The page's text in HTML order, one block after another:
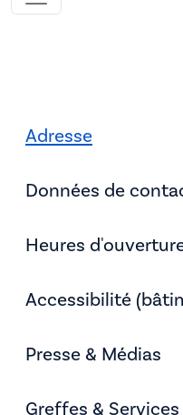
Adresse
Données de
Heures
Accessibilité
Presse & Médias
Greffes & Services